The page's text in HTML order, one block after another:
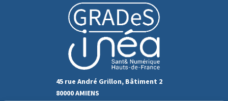
45 rue André Grillon, Bâtiment 2
80000 AMIENS